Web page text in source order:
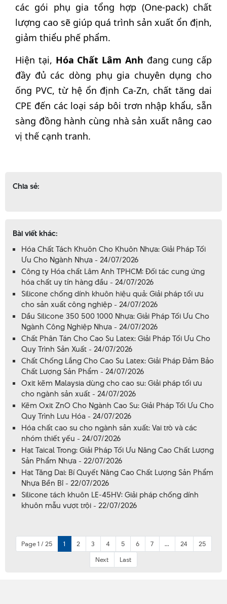
các gói phụ gia tổng hợp (One-pack) chất
lượng cao sẽ giúp quá trình sản xuất ổn định,
giảm thiểu phế phẩm.
Hiện tại, Hóa Chất Lâm Anh đang cung cấp
đầy đủ các dòng phụ gia chuyên dụng cho
ống PVC, từ hệ ổn định Ca-Zn, chất tăng dai
CPE đến các loại sáp bôi trơn nhập khẩu, sẵn
sàng đồng hành cùng nhà sản xuất nâng cao
vị thế cạnh tranh.
Chia sẻ:
Bài viết khác:
Hóa Chất Tách Khuôn Cho Khuôn Nhựa: Giải Pháp Tối
Ưu Cho Ngành Nhựa - 24/07/2026
Công ty Hóa chất Lâm Anh TPHCM: Đối tác cung ứng
hóa chất uy tín hàng đầu - 24/07/2026
Silicone chống dính khuôn hiệu quả: Giải pháp tối ưu
cho sản xuất công nghiệp - 24/07/2026
Dầu Silicone 350 500 1000 Nhựa: Giải Pháp Tối Ưu Cho
Ngành Công Nghiệp Nhựa - 24/07/2026
Chất Phân Tán Cho Cao Su Latex: Giải Pháp Tối Ưu Cho
Quy Trình Sản Xuất - 24/07/2026
Chất Chống Lắng Cho Cao Su Latex: Giải Pháp Đảm Bảo
Chất Lượng Sản Phẩm - 24/07/2026
Oxit kẽm Malaysia dùng cho cao su: Giải pháp tối ưu
cho ngành sản xuất - 24/07/2026
Kẽm Oxit ZnO Cho Ngành Cao Su: Giải Pháp Tối Ưu Cho
Quy Trình Lưu Hóa - 24/07/2026
Hóa chất cao su cho ngành sản xuất: Vai trò và các
nhóm thiết yếu - 24/07/2026
Hạt Taical Trong: Giải Pháp Tối Ưu Nâng Cao Chất Lượng
Sản Phẩm Nhựa - 22/07/2026
Hạt Tăng Dai: Bí Quyết Nâng Cao Chất Lượng Sản Phẩm
Nhựa Bền Bỉ - 22/07/2026
Silicone tách khuôn LE-45HV: Giải pháp chống dính
khuôn mẫu vượt trội - 22/07/2026
Page 1 / 25 1 2 3 4 5 6 7 ... 24
25
Next
Last